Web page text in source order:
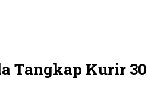
Tangkap Kurir 30